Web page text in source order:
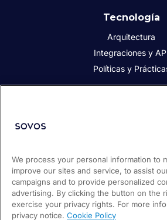
Tecnología
Arquitectura
Integraciones y
Políticas y
Responsabilidad
Soporte / Portal de
Empleos
We process your personal information to
improve our sites and service, to assist
campaigns and to provide personalized
advertising. By clicking the button on the
exercise your privacy rights. For more
privacy notice. Cookie Policy